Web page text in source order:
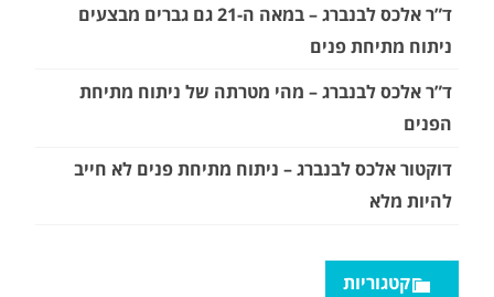
ד”ר אלכס לבנברג – במאה ה-21 גם גברים מבצעים
ניתוח מתיחת פנים
ד”ר אלכס לבנברג – מהי מטרתה של ניתוח מתיחת
הפנים
דוקטור אלכס לבנברג – ניתוח מתיחת פנים לא חייב
להיות מלא
קטגוריות